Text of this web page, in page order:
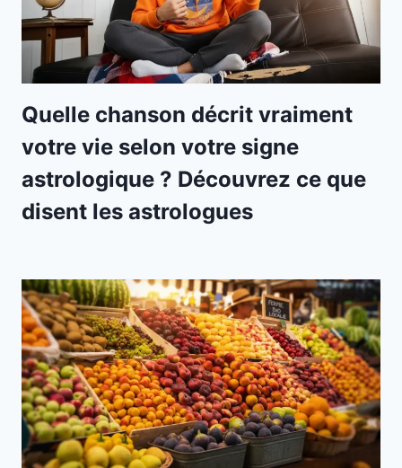
Quelle chanson décrit vraiment
votre vie selon votre signe
astrologique ? Découvrez ce que
disent les astrologues